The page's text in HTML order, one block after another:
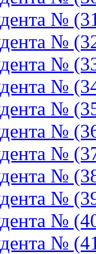
№
№
№
№
№
№
№
№
№
№
№